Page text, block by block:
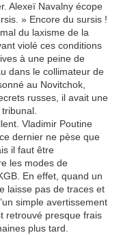
Alexeï Navalny écope
» Encore du sursis !
du laxisme de la
violé ces conditions
à une peine de
dans le collimateur de
au Novitchok,
russes, il avait une
Vladimir Poutine
dernier ne pèse que
il faut être
les modes de
En effet, quand un
laisse pas de traces et
simple avertissement
retrouvé presque frais
plus tard.